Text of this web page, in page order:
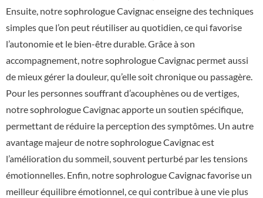
Ensuite, notresophrologue Cavignacenseigne des techniques
simples que l’on peut réutiliser au quotidien, ce qui favorise
l’autonomie et le bien-être durable. Grâce à son
accompagnement, notresophrologue Cavignac permet aussi
de mieux gérer la douleur, qu’elle soit chronique ou passagère.
Pour les personnes souffrant d’acouphènes ou de vertiges,
notresophrologue Cavignacapporte un soutien spécifique,
permettant de réduire la perception des symptômes. Un autre
avantage majeur de notresophrologue Cavignacest
l’amélioration du sommeil, souvent perturbé par les tensions
émotionnelles. Enfin, notresophrologue Cavignacfavorise un
meilleur équilibre émotionnel, ce qui contribue à une vie plus